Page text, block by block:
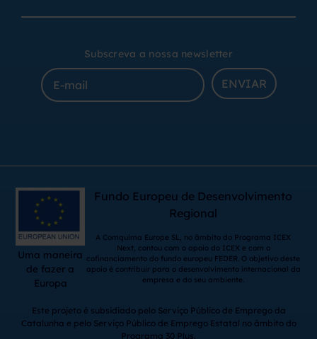
Subscreva a nossa newsletter
ENVIAR
Uma maneira
de fazer a
Europa
Fundo Europeu de Desenvolvimento
Regional
A Comquima Europe SL, no âmbito do Programa ICEX
Next, contou com o apoio do ICEX e com o
cofinanciamento do fundo europeu FEDER. O objetivo deste
apoio é contribuir para o desenvolvimento internacional da
empresa e do seu ambiente.
Este projeto é subsidiado pelo Serviço Público de Emprego da
Catalunha e pelo Serviço Público de Emprego Estatal no âmbito do
Programa 30 Plus.